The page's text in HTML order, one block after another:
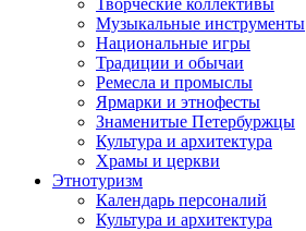
Творческие коллективы
Музыкальные инструменты
Национальные игры
Традиции и обычаи
Ремесла и промыслы
Ярмарки и этнофесты
Знаменитые Петербуржцы
Культура и архитектура
Храмы и церкви
Этнотуризм
Календарь персоналий
Культура и архитектура